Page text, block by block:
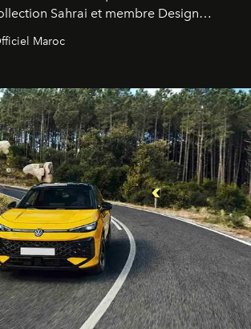
Sahrai et membre Design
hôtel cinq étoiles signé Christophe
lieu de vie complet. On y a déjeuné…
Maroc